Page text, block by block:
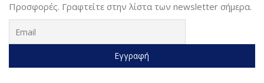
Προσφορές. Γραφτείτε στην λίστα των newsletter σήμερα.